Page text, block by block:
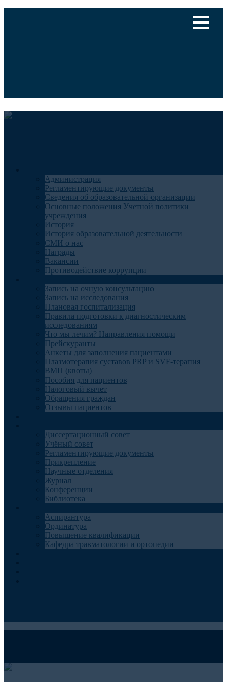
Администрация
Регламентирующие документы
Сведения об образовательной организации
Основные положения Учетной политики
учреждения
История
История образовательной деятельности
СМИ о нас
Награды
Вакансии
Противодействие коррупции
Запись на очную консультацию
Запись на исследования
Плановая госпитализация
Правила подготовки к диагностическим
исследованиям
Что мы лечим? Направления помощи
Прейскуранты
Анкеты для заполнения пациентами
Плазмотерапия суставов PRP и SVF-терапия
ВМП (квоты)
Пособия для пациентов
Налоговый вычет
Обращения граждан
Отзывы пациентов
Диссертационный совет
Учёный совет
Регламентирующие документы
Прикрепление
Научные отделения
Журнал
Конференции
Библиотека
Аспирантура
Ординатура
Повышение квалификации
Кафедра травматологии и ортопедии